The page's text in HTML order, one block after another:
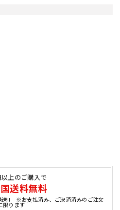
以上のご購入で
送料無料
送!! ※お支払済み、ご決済済みのご注文
限ります